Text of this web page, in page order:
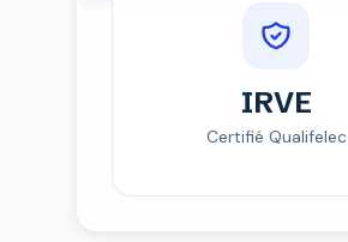
IRVE
Certifié Qualifelec